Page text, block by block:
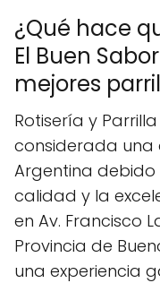
¿Qué hace
El Buen
mejores
Rotisería y
considerada una
Argentina
calidad y la
en Av. Francisco
Provincia de
una experiencia